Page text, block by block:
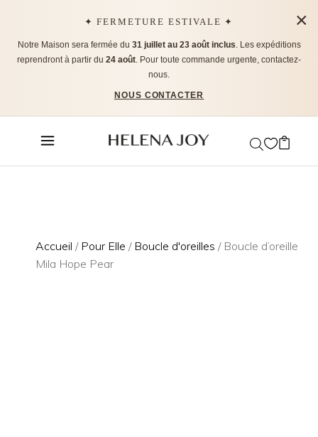
✦ FERMETURE ESTIVALE ✦
Notre Maison sera fermée du 31 juillet au 23 août inclus. Les expéditions
reprendront à partir du 24 août. Pour toute commande urgente, contactez-
nous.
NOUS CONTACTER
×
Accueil / Pour Elle / Boucle d'oreilles / Boucle d’oreille
Mila Hope Pear